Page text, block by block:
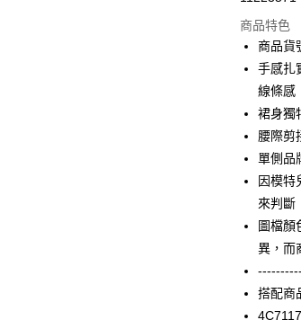
3 期
合作金
華南商
國泰世
臺灣中
匯豐（
聯邦商
元大商
台新國
台灣樂
LINE Pay
街口支付
相關說明
【關於「
AFTEE先
便利好安
１．簡單
２．便利
３．安心
【「
ATM付款
付款後全
商品特色
商品貨
手感扎
線條感
裙身獨
腰際剪
單側品
因模特
來判斷
圖檔顏
異，而
搭配商